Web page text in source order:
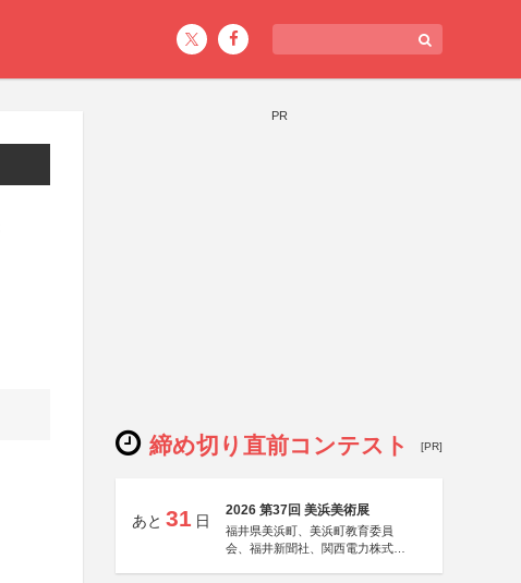
PR
締め切り直前コンテスト [PR]
あと 31 日
2026 第37回 美浜美術展
福井県美浜町、美浜町教育委員
会、福井新聞社、関西電力株式会